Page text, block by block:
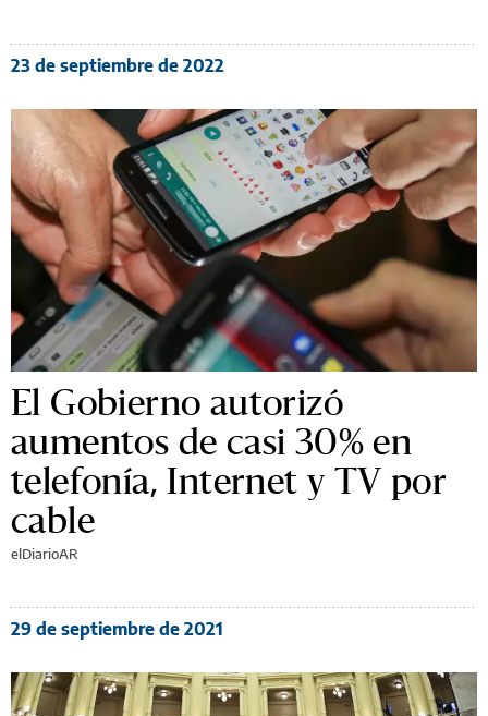
23 de septiembre de 2022
El Gobierno autorizó
aumentos de casi 30% en
telefonía, Internet y TV por
cable
elDiarioAR
29 de septiembre de 2021